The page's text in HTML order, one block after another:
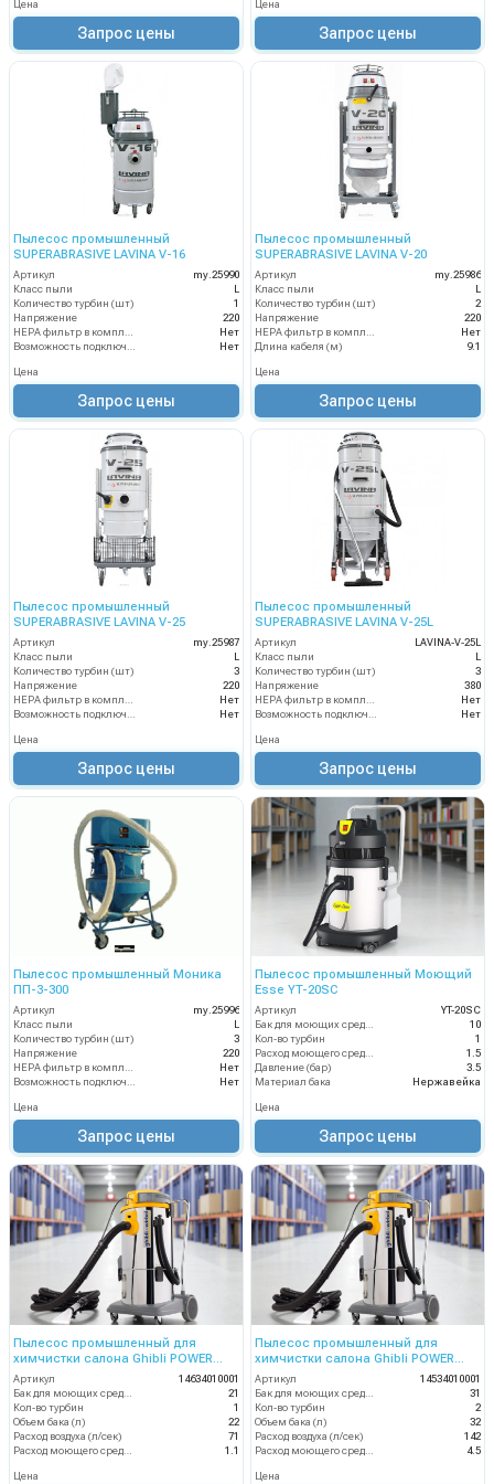
Цена
Запрос цены
Цена
Запрос цены
Пылесос промышленный
SUPERABRASIVE LAVINA V-16
Артикул
my.25990
Класс пыли
Количество турбин (шт)
1
Напряжение
220
Нет
Нет
Цена
Запрос цены
Пылесос промышленный
SUPERABRASIVE LAVINA V-20
Артикул
my.25986
Класс пыли
Количество турбин (шт)
2
Напряжение
220
Нет
Длина кабеля (м)
9.1
Цена
Запрос цены
Пылесос промышленный
SUPERABRASIVE LAVINA V-25
Артикул
my.25987
Класс пыли
L
Количество турбин (шт)
3
Напряжение
220
HEPA фильтр в комплекте
Нет
Возможность подключения электрощетки
Нет
Цена
Запрос цены
Пылесос промышленный
SUPERABRASIVE LAVINA V-25L
Артикул
LAVINA-V-25L
Класс пыли
L
Количество турбин (шт)
3
Напряжение
380
HEPA фильтр в комплекте
Нет
Возможность подключения электрощетки
Нет
Цена
Запрос цены
Пылесос промышленный Моника
ПП-3-300
Артикул
my.25996
Класс пыли
L
Количество турбин (шт)
3
Напряжение
220
HEPA фильтр в комплекте
Нет
Возможность подключения электрощетки
Нет
Цена
Запрос цены
Пылесос промышленный Моющий
Esse YT-20SC
Артикул
YT-20SC
Бак для моющих средств
10
Кол-во турбин
1
Расход моющего средства
1.5
Давление (бар)
3.5
Материал бака
Нержавейка
Цена
Запрос цены
Пылесос промышленный для
химчистки салона Ghibli POWER
EXTRA 21 I AUTO
Артикул
14634010001
21
Кол-во турбин
1
Объем бака (л)
22
Расход воздуха (л/сек)
71
1.1
Цена
Пылесос промышленный для
химчистки салона Ghibli POWER
EXTRA 31 I CEME AUTO
Артикул
14534010001
31
Кол-во турбин
2
Объем бака (л)
32
Расход воздуха (л/сек)
142
4.5
Цена